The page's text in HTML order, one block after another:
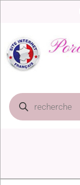
Recherche
de
produits